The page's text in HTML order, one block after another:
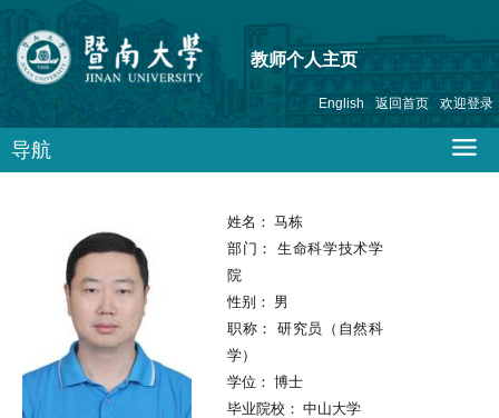
教师个人主页
English 返回首页 欢迎登录
导航
姓名： 马栋
部门： 生命科学技术学
院
性别： 男
职称： 研究员（自然科
学）
学位： 博士
毕业院校： 中山大学